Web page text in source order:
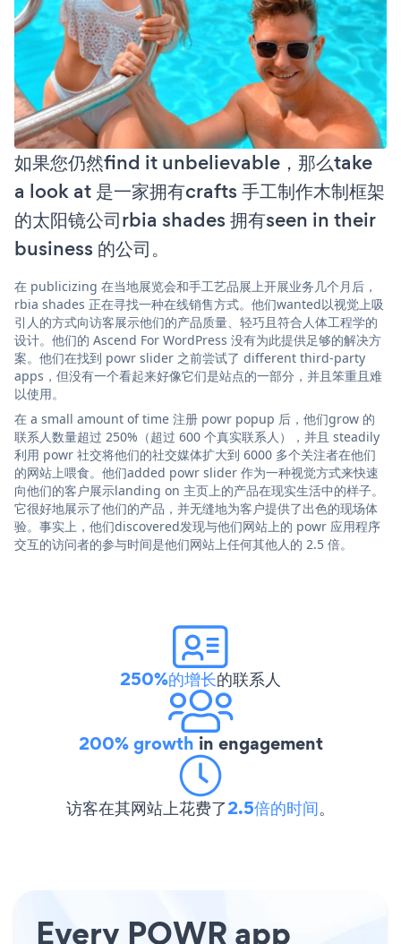
如果您仍然find it unbelievable，那么take
a look at 是一家拥有crafts 手工制作木制框架
的太阳镜公司rbia shades 拥有seen in their
business 的公司。
在 publicizing 在当地展览会和手工艺品展上开展业务几个月后，
rbia shades 正在寻找一种在线销售方式。他们wanted以视觉上吸
引人的方式向访客展示他们的产品质量、轻巧且符合人体工程学的
设计。他们的 Ascend For WordPress 没有为此提供足够的解决方
案。他们在找到 powr slider 之前尝试了 different third-party
apps，但没有一个看起来好像它们是站点的一部分，并且笨重且难
以使用。
在 a small amount of time 注册 powr popup 后，他们grow 的
联系人数量超过 250%（超过 600 个真实联系人），并且 steadily
利用 powr 社交将他们的社交媒体扩大到 6000 多个关注者在他们
的网站上喂食。他们added powr slider 作为一种视觉方式来快速
向他们的客户展示landing on 主页上的产品在现实生活中的样子。
它很好地展示了他们的产品，并无缝地为客户提供了出色的现场体
验。事实上，他们discovered发现与他们网站上的 powr 应用程序
交互的访问者的参与时间是他们网站上任何其他人的 2.5 倍。
250%的增长的联系人
200% growth in engagement
访客在其网站上花费了2.5倍的时间。
Every POWR app